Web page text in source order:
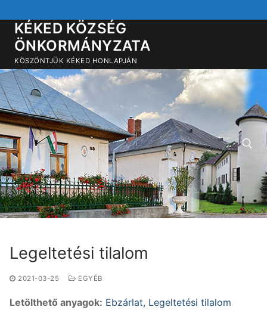
a
tartalomra
KÉKED KÖZSÉG
ÖNKORMÁNYZATA
KÖSZÖNTJÜK KÉKED HONLAPJÁN
Keresése:
Legeltetési tilalom
2021-03-25 EGYÉB
Letölthető anyagok: Ebzárlat, Legeltetési tilalom